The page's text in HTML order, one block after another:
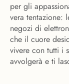
per gli
vera tentazione:
negozi di
che il cuore
vivere con tutti i
avvolgerà e ti